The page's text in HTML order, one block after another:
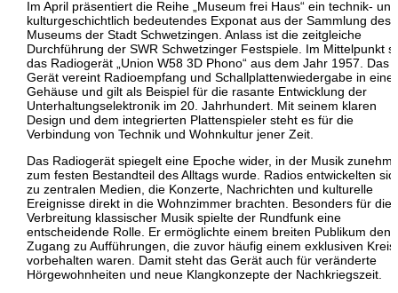
Im April präsentiert die Reihe „Museum frei Haus“ ein technik- und
kulturgeschichtlich bedeutendes Exponat aus der Sammlung des
Museums der Stadt Schwetzingen. Anlass ist die zeitgleiche
Durchführung der SWR Schwetzinger Festspiele. Im Mittelpunkt
das Radiogerät „Union W58 3D Phono“ aus dem Jahr 1957. Das
Gerät vereint Radioempfang und Schallplattenwiedergabe in
Gehäuse und gilt als Beispiel für die rasante Entwicklung der
Unterhaltungselektronik im 20. Jahrhundert. Mit seinem klaren
Design und dem integrierten Plattenspieler steht es für die
Verbindung von Technik und Wohnkultur jener Zeit.
Das Radiogerät spiegelt eine Epoche wider, in der Musik
zum festen Bestandteil des Alltags wurde. Radios entwickelten
zu zentralen Medien, die Konzerte, Nachrichten und kulturelle
Ereignisse direkt in die Wohnzimmer brachten. Besonders für die
Verbreitung klassischer Musik spielte der Rundfunk eine
entscheidende Rolle. Er ermöglichte einem breiten Publikum den
Zugang zu Aufführungen, die zuvor häufig einem exklusiven Kreis
vorbehalten waren. Damit steht das Gerät auch für veränderte
Hörgewohnheiten und neue Klangkonzepte der Nachkriegszeit.